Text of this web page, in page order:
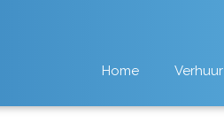
Home Verhuur